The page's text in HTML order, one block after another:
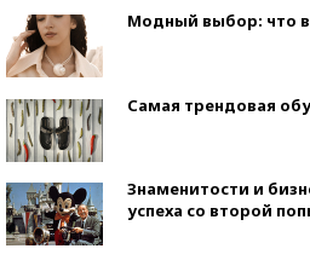
Модный выбор: что
Самая трендовая
Знаменитости и
успеха со второй